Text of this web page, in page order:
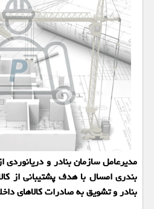
مدیرعامل سازمان بنادر و
بندری امسال با هدف پشتیبانی از
بنادر و تشویق به صادرات كالاهای